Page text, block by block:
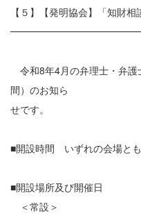
【５】【発明協会】「知財
令和8年4月の弁理士・弁護
間）のお知ら
せです。
■開設時間 いずれの会場と
■開設場所及び開催日
＜常設＞